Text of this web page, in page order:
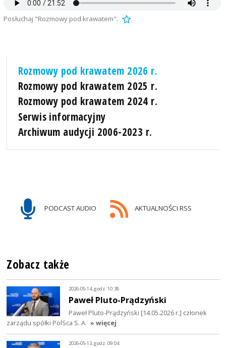
Posłuchaj "Rozmowy pod krawatem".
Rozmowy pod krawatem 2026 r.
Rozmowy pod krawatem 2025 r.
Rozmowy pod krawatem 2024 r.
Serwis informacyjny
Archiwum audycji 2006-2023 r.
PODCAST AUDIO AKTUALNOŚCI RSS
Zobacz także
2026-05-14, godz. 10:38
Paweł Pluto-Prądzyński
Paweł Pluto-Prądzyński [14.05.2026 r.] członek
zarządu spółki PolSca S. A. » więcej
2026-05-13, godz. 09:04